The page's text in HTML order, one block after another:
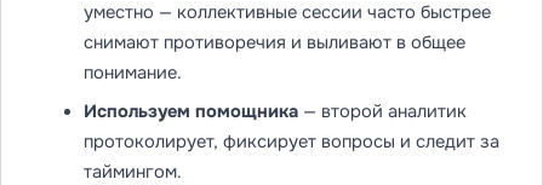
уместно — коллективные сессии часто быстрее
снимают противоречия и выливают в общее
понимание.
Используем помощника — второй аналитик
протоколирует, фиксирует вопросы и следит за
таймингом.